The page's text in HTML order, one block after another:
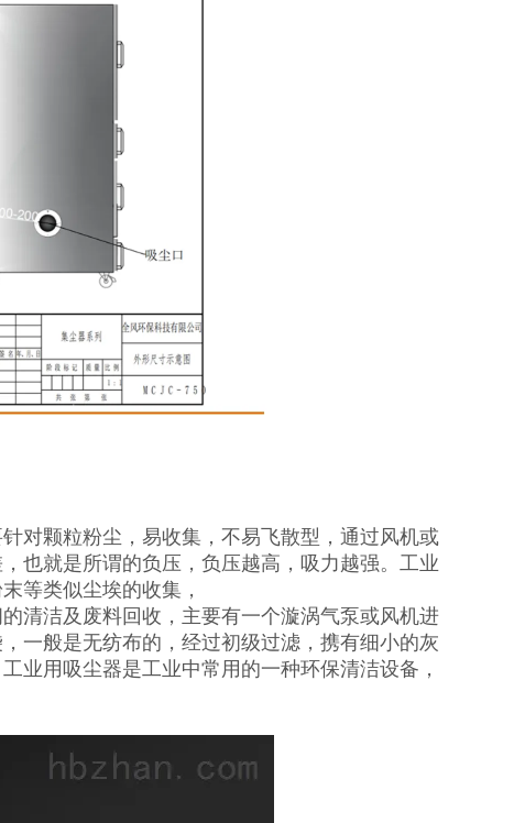
对颗粒粉尘，易收集，不易飞散型，通过风机或
也就是所谓的负压，负压越高，吸力越强。工业
等类似尘埃的收集，
清洁及废料回收，主要有一个漩涡气泵或风机进
一般是无纺布的，经过初级过滤，携有细小的灰
业用吸尘器是工业中常用的一种环保清洁设备，